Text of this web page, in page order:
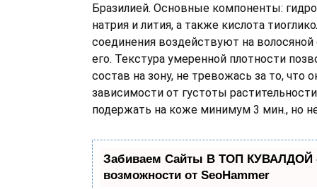
Бразилией. Основные компоненты:
натрия и лития, а также кислота
соединения воздействуют на волосяной
его. Текстура умеренной плотности
состав на зону, не тревожась за то, что
зависимости от густоты
подержать на коже минимум 3 мин., но
Забиваем Сайты В ТОП КУВАЛДОЙ
возможности от SeoHammer